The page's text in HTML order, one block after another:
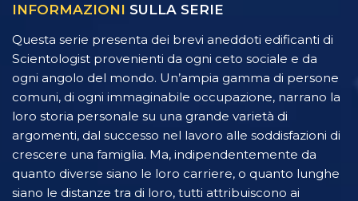
INFORMAZIONI SULLA SERIE
Questa serie presenta dei brevi aneddoti edificanti di
Scientologist provenienti da ogni ceto sociale e da
ogni angolo del mondo. Un’ampia gamma di persone
comuni, di ogni immaginabile occupazione, narrano la
loro storia personale su una grande varietà di
argomenti, dal successo nel lavoro alle soddisfazioni di
crescere una famiglia. Ma, indipendentemente da
quanto diverse siano le loro carriere, o quanto lunghe
siano le distanze tra di loro, tutti attribuiscono ai